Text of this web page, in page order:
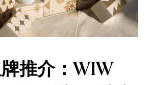
推介：WIW